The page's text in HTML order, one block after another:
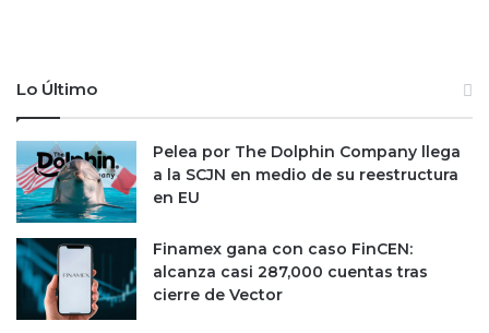
Lo Último
Pelea por The Dolphin Company llega
a la SCJN en medio de su reestructura
en EU
Finamex gana con caso FinCEN:
alcanza casi 287,000 cuentas tras
cierre de Vector